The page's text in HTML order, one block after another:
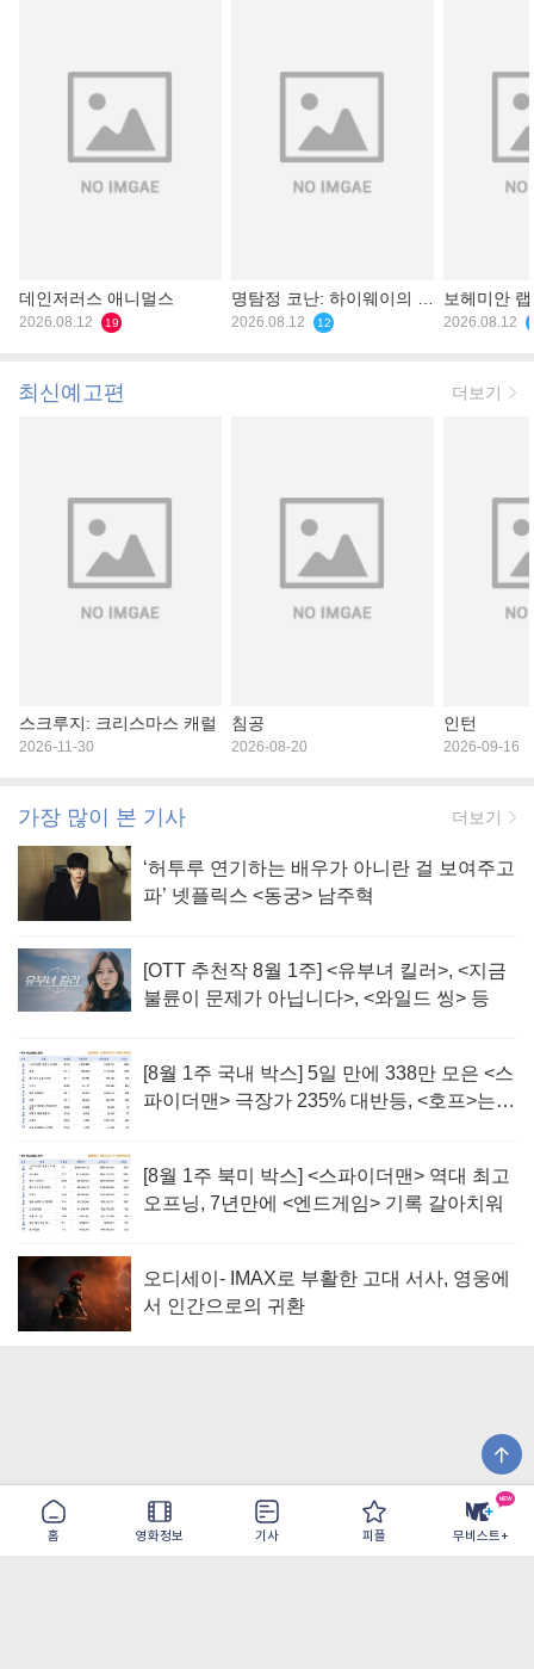
홈 영화정보 기사 피플 무비스트+
데인저러스 애니멀스
2026.08.12 19
명탐정 코난: 하이웨이의 타
천사
2026.08.12 12
보헤미안
2026.08.12
최신예고편 더보기
스크루지: 크리스마스 캐럴
2026-11-30
침공
2026-08-20
인턴
2026-09-16
가장 많이 본 기사 더보기
‘허투루 연기하는 배우가 아니란 걸 보여주고
파’ 넷플릭스 <동궁> 남주혁
[OTT 추천작 8월 1주] <유부녀 킬러>, <지금
불륜이 문제가 아닙니다>, <와일드 씽> 등
[8월 1주 국내 박스] 5일 만에 338만 모은 <스
파이더맨> 극장가 235% 대반등, <호프>는
[8월 1주 북미 박스] <스파이더맨> 역대 최고
오프닝, 7년만에 <엔드게임> 기록 갈아치워
오디세이- IMAX로 부활한 고대 서사, 영웅에
서 인간으로의 귀환